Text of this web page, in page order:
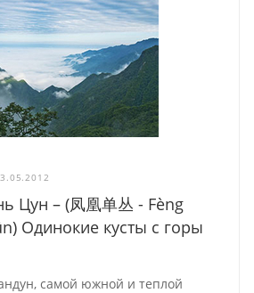
Цун – (凤凰单丛 - Fèng
Одинокие кусты с горы
самой южной и теплой